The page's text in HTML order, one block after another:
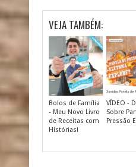
VEJA TAMBÉM:
Bolos de Família
- Meu Novo Livro
de Receitas com
Histórias!
VÍDEO -
Sobre
Pressão